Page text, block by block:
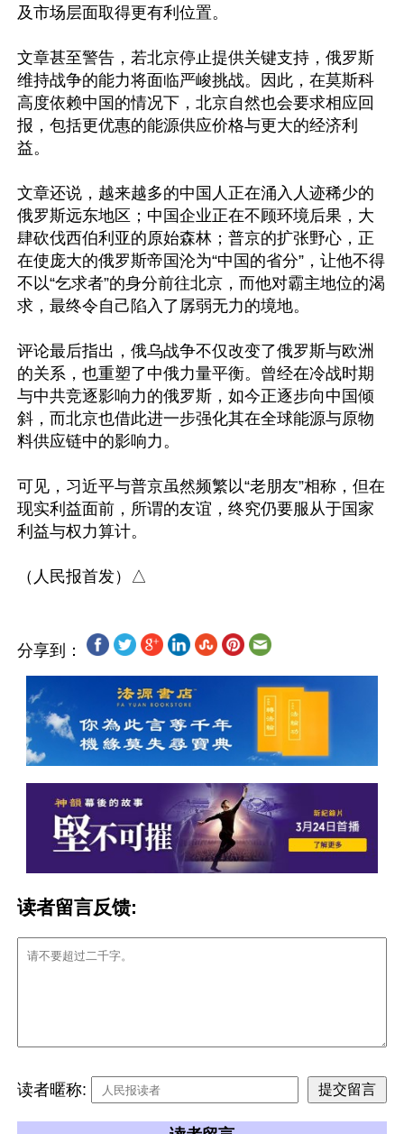
及市场层面取得更有利位置。
文章甚至警告，若北京停止提供关键支持，俄罗斯
维持战争的能力将面临严峻挑战。因此，在莫斯科
高度依赖中国的情况下，北京自然也会要求相应回
报，包括更优惠的能源供应价格与更大的经济利
益。
文章还说，越来越多的中国人正在涌入人迹稀少的
俄罗斯远东地区；中国企业正在不顾环境后果，大
肆砍伐西伯利亚的原始森林；普京的扩张野心，正
在使庞大的俄罗斯帝国沦为“中国的省分”，让他不得
不以“乞求者”的身分前往北京，而他对霸主地位的渴
求，最终令自己陷入了孱弱无力的境地。
评论最后指出，俄乌战争不仅改变了俄罗斯与欧洲
的关系，也重塑了中俄力量平衡。曾经在冷战时期
与中共竞逐影响力的俄罗斯，如今正逐步向中国倾
斜，而北京也借此进一步强化其在全球能源与原物
料供应链中的影响力。
可见，习近平与普京虽然频繁以“老朋友”相称，但在
现实利益面前，所谓的友谊，终究仍要服从于国家
利益与权力算计。
分享到：
读者留言反馈:
读者暱称: